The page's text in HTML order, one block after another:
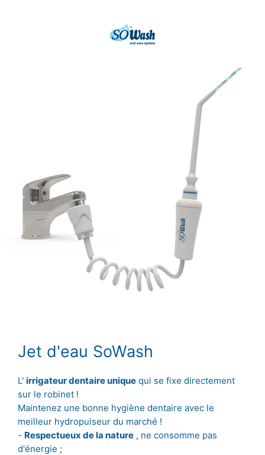
Jet d'eau SoWash
L' irrigateur dentaire unique qui se fixe directement
sur le robinet !
Maintenez une bonne hygiène dentaire avec le
meilleur hydropulseur du marché !
- Respectueux de la nature , ne consomme pas
d'énergie ;